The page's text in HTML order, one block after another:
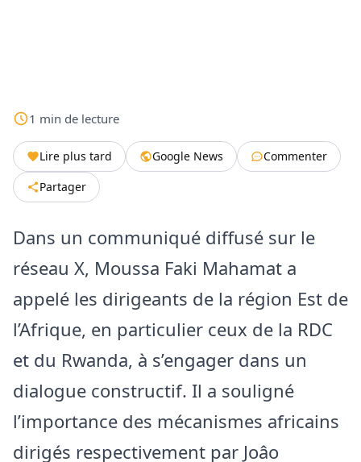
1 min de lecture
Lire plus tard Google News
Commenter
Partager
Dans un communiqué diffusé sur le
réseau X, Moussa Faki Mahamat a
appelé les dirigeants de la région Est de
l’Afrique, en particulier ceux de la RDC
et du Rwanda, à s’engager dans un
dialogue constructif. Il a souligné
l’importance des mécanismes africains
dirigés respectivement par Joâo